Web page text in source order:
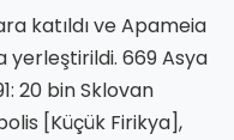
katıldı ve Apameia
yerleştirildi. 669 Asya
20 bin Sklovan
[Küçük Firikya],